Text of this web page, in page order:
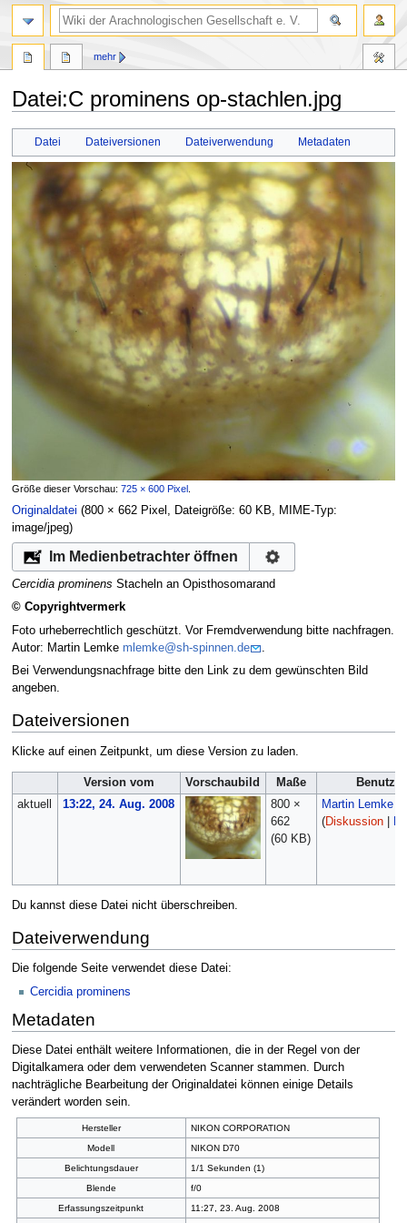
Datei:C prominens op-stachlen.jpg
springen
springen
Datei Dateiversionen Dateiverwendung Metadaten
Größe dieser Vorschau: 725 × 600 Pixel.
Originaldatei (800 × 662 Pixel, Dateigröße: 60 KB, MIME-Typ:
image/jpeg)
Im Medienbetrachter öffnen
Cercidia prominens Stacheln an Opisthosomarand
© Copyrightvermerk
Foto urheberrechtlich geschützt. Vor Fremdverwendung bitte nachfragen.
Autor: Martin Lemke mlemke@sh-spinnen.de
Bei Verwendungsnachfrage bitte den Link zu dem gewünschten Bild
angeben.
Dateiversionen
Klicke auf einen Zeitpunkt, um diese Version zu laden.
Version vom Vorschaubild Maße
Benutzer
aktuell
13:22, 24. Aug. 2008
800 ×
662
(60 KB)
Martin Lemke
(Diskussion|
Du kannst diese Datei nicht überschreiben.
Dateiverwendung
Die folgende Seite verwendet diese Datei:
Cercidia prominens
Metadaten
Diese Datei enthält weitere Informationen, die in der Regel von der
Digitalkamera oder dem verwendeten Scanner stammen. Durch
nachträgliche Bearbeitung der Originaldatei können einige Details
verändert worden sein.
Hersteller
NIKON CORPORATION
Modell
NIKON D70
Belichtungsdauer
1/1 Sekunden (1)
Blende
f/0
Erfassungszeitpunkt
11:27, 23. Aug. 2008
mehr